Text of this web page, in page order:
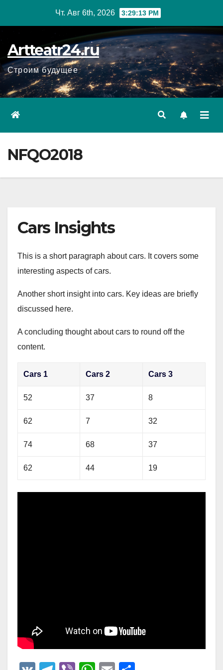
Чт. Авг 6th, 2026 3:29:14 PM
Artteatr24.ru
Строим будущее
NFQO2018
Cars Insights
This is a short paragraph about cars. It covers some
interesting aspects of cars.
Another short insight into cars. Key ideas are briefly
discussed here.
A concluding thought about cars to round off the
content.
Cars 1 Cars 2 Cars 3
52 37 8
62 7 32
74 68 37
62 44 19